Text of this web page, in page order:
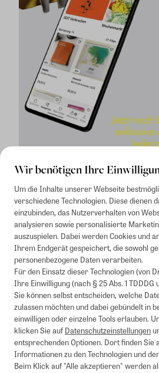
Wir benötigen Ihre
Um die Inhalte unserer Webseite
verschiedene Technologien. Diese dienen
einzubinden, das Nutzerverhalten von
analysieren sowie personalisierte
auszuspielen. Dabei werden Cookies und
Ihrem Endgerät gespeichert, die sowohl
personenbezogene Daten verarbeiten.
Für den Einsatz dieser Technologien (von
Ihre Einwilligung (nach § 25 Abs. 1 TDDDG
Sie können selbst entscheiden, welche
zulassen möchten und dabei gebündelt in
einwilligen oder einzelne Tools erlauben.
klicken Sie aufDatenschutzeinstellungen
entsprechenden Optionen. Dort finden Sie
Informationen zu den Technologien und
Beim Klick auf "Alle akzeptieren" werden
1Mindestbestellwert von 50€. Nicht
Buchpreisbindung unterliegen, ZEIT-
Barauszahlung möglich. Nicht mit
kombinierbar.
Briefsendungen sind vom kostenlosen
Weitere Informationen zu
Alle Preise inkl. gesetzl. MwSt.
Instagram